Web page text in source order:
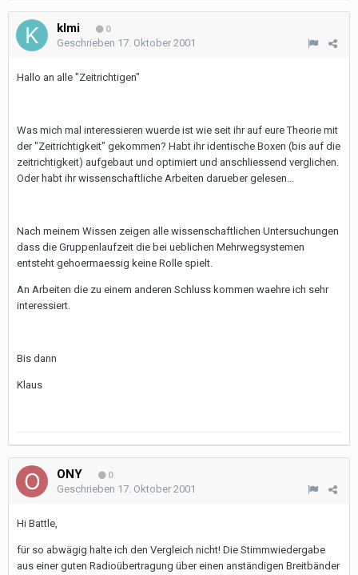
klmi 0
Geschrieben 17. Oktober 2001
Hallo an alle "Zeitrichtigen"
Was mich mal interessieren wuerde ist wie seit ihr auf eure Theorie mit
der "Zeitrichtigkeit" gekommen? Habt ihr identische Boxen (bis auf die
zeitrichtigkeit) aufgebaut und optimiert und anschliessend verglichen.
Oder habt ihr wissenschaftliche Arbeiten darueber gelesen...
Nach meinem Wissen zeigen alle wissenschaftlichen Untersuchungen
dass die Gruppenlaufzeit die bei ueblichen Mehrwegsystemen
entsteht gehoermaessig keine Rolle spielt.
An Arbeiten die zu einem anderen Schluss kommen waehre ich sehr
interessiert.
Bis dann
Klaus
ONY 0
Geschrieben 17. Oktober 2001
Hi Battle,
für so abwägig halte ich den Vergleich nicht! Die Stimmwiedergabe
aus einer guten Radioübertragung über einen anständigen Breitbänder